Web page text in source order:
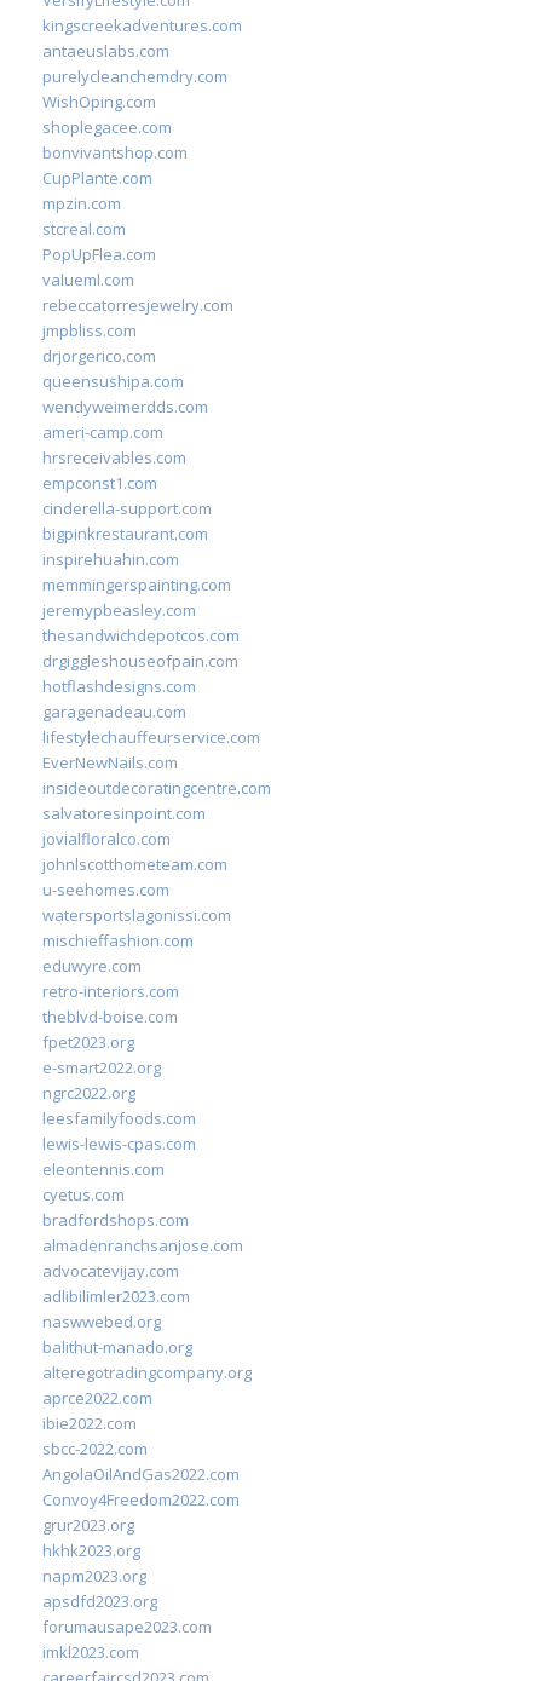
kingscreekadventures.com
antaeuslabs.com
purelycleanchemdry.com
WishOping.com
shoplegacee.com
bonvivantshop.com
CupPlante.com
mpzin.com
stcreal.com
PopUpFlea.com
valueml.com
rebeccatorresjewelry.com
jmpbliss.com
drjorgerico.com
queensushipa.com
wendyweimerdds.com
ameri-camp.com
hrsreceivables.com
empconst1.com
cinderella-support.com
bigpinkrestaurant.com
inspirehuahin.com
memmingerspainting.com
jeremypbeasley.com
thesandwichdepotcos.com
drgiggleshouseofpain.com
hotflashdesigns.com
garagenadeau.com
lifestylechauffeurservice.com
EverNewNails.com
insideoutdecoratingcentre.com
salvatoresinpoint.com
jovialfloralco.com
johnlscotthometeam.com
u-seehomes.com
watersportslagonissi.com
mischieffashion.com
eduwyre.com
retro-interiors.com
theblvd-boise.com
fpet2023.org
e-smart2022.org
ngrc2022.org
leesfamilyfoods.com
lewis-lewis-cpas.com
eleontennis.com
cyetus.com
bradfordshops.com
almadenranchsanjose.com
advocatevijay.com
adlibilimler2023.com
naswwebed.org
balithut-manado.org
alteregotradingcompany.org
aprce2022.com
ibie2022.com
sbcc-2022.com
AngolaOilAndGas2022.com
Convoy4Freedom2022.com
grur2023.org
hkhk2023.org
napm2023.org
apsdfd2023.org
forumausape2023.com
imkl2023.com